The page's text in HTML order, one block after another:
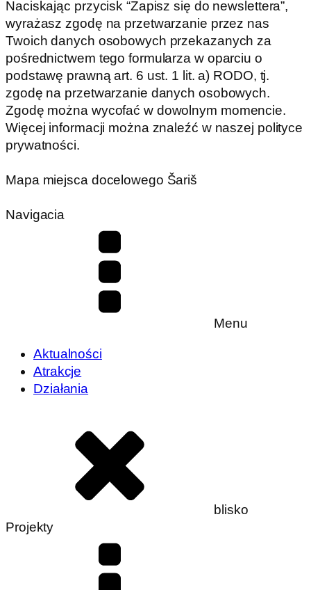
Naciskając przycisk “Zapisz się do newslettera”,
wyrażasz zgodę na przetwarzanie przez nas
Twoich danych osobowych przekazanych za
pośrednictwem tego formularza w oparciu o
podstawę prawną art. 6 ust. 1 lit. a) RODO, tj.
zgodę na przetwarzanie danych osobowych.
Zgodę można wycofać w dowolnym momencie.
Więcej informacji można znaleźć w naszej polityce
prywatności.
Mapa miejsca docelowego Šariš
Navigacia
Menu
Aktualności
Atrakcje
Działania
blisko
Projekty